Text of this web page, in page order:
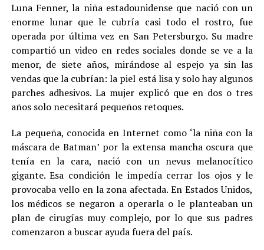
Luna Fenner, la niña estadounidense que nació con un
enorme lunar que le cubría casi todo el rostro, fue
operada por última vez en San Petersburgo. Su madre
compartió un video en redes sociales donde se ve a la
menor, de siete años, mirándose al espejo ya sin las
vendas que la cubrían: la piel está lisa y solo hay algunos
parches adhesivos. La mujer explicó que en dos o tres
años solo necesitará pequeños retoques.
La pequeña, conocida en Internet como ‘la niña con la
máscara de Batman’ por la extensa mancha oscura que
tenía en la cara, nació con un nevus melanocítico
gigante. Esa condición le impedía cerrar los ojos y le
provocaba vello en la zona afectada. En Estados Unidos,
los médicos se negaron a operarla o le planteaban un
plan de cirugías muy complejo, por lo que sus padres
comenzaron a buscar ayuda fuera del país.